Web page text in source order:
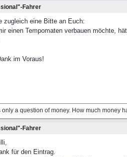
Fahrer
zugleich eine Bitte an Euch:
einen Tempomaten verbauen möchte,
im Voraus!
only a question of money. How much money
Fahrer
für den Eintrag.